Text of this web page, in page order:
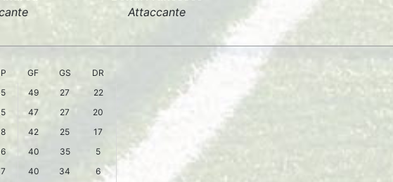
Attaccante
P GF GS
DR
5 49 27
22
5 47 27
20
8 42 25
17
6 40 35
5
7 40 34
6